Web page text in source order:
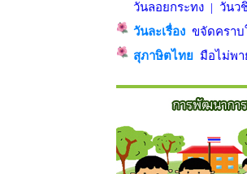
วันลอยกระทง | วันว
วันละเรื่อง ขจัดคราบ
สุภาษิตไทย มือไม่พา